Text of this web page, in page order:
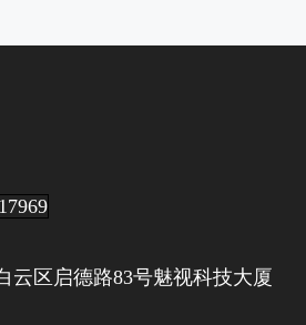
云区启德路83号魅视科技大厦